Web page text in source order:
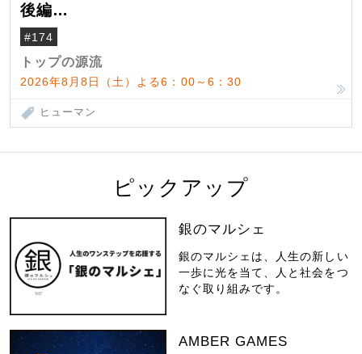
後編
米国駐在でも浮かんだ八ヶ岳 山小屋を営
んだ父母
#174
トップの源流
2026年8月8日（土）よる6：00～6：30
ヒューマン
ピックアップ
銀のマルシェ
銀のマルシェは、人生の新しい
一歩に光を当て、人と社会をつ
なぐ取り組みです。
AMBER GAMES